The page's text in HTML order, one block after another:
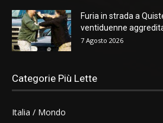
Furia in strada a
ventiduenne
7 Agosto 2026
Categorie Più Lette
Italia / Mondo